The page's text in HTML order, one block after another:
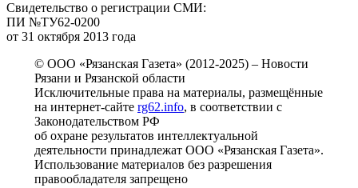
Свидетельство о регистрации СМИ:
ПИ №ТУ62-0200
от 31 октября 2013 года
© ООО «Рязанская Газета» (2012-2025) – Новости
Рязани и Рязанской области
Исключительные права на материалы, размещённые
на интернет-сайте rg62.info, в соответствии с
Законодательством РФ
об охране результатов интеллектуальной
деятельности принадлежат ООО «Рязанская Газета».
Использование материалов без разрешения
правообладателя запрещено